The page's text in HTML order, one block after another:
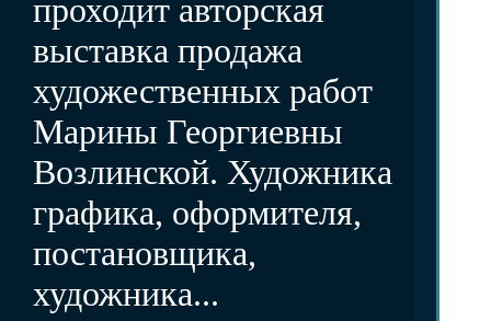
проходит авторская
выставка продажа
художественных работ
Марины Георгиевны
Возлинской. Художника
графика, оформителя,
постановщика,
художника...